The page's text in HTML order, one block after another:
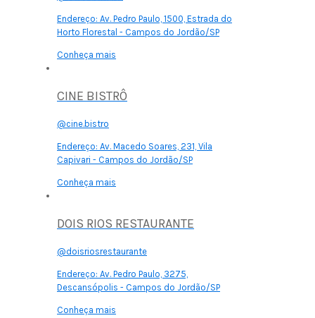
Endereço: Av. Pedro Paulo, 1500, Estrada do
Horto Florestal - Campos do Jordão/SP
Conheça mais
CINE BISTRÔ
@cine.bistro
Endereço: Av. Macedo Soares, 231, Vila
Capivari - Campos do Jordão/SP
Conheça mais
DOIS RIOS RESTAURANTE
@doisriosrestaurante
Endereço: Av. Pedro Paulo, 3275,
Descansópolis - Campos do Jordão/SP
Conheça mais